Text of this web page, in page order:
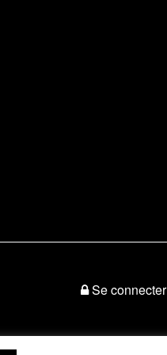
Se connecter